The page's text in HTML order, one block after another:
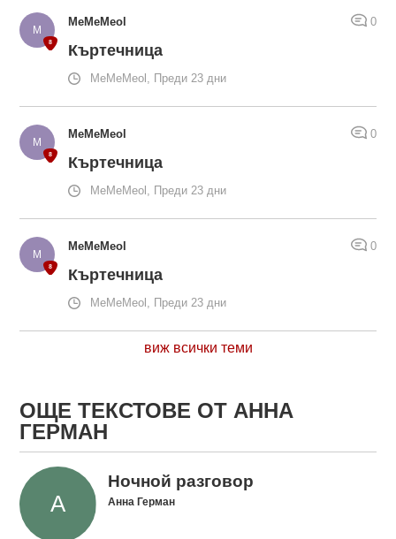
MeMeMeol 0
Къртечница
MeMeMeol, Преди 23 дни
MeMeMeol 0
Къртечница
MeMeMeol, Преди 23 дни
MeMeMeol 0
Къртечница
MeMeMeol, Преди 23 дни
виж всички теми
ОЩЕ ТЕКСТОВЕ ОТ АННА
ГЕРМАН
Ночной разговор
Анна Герман